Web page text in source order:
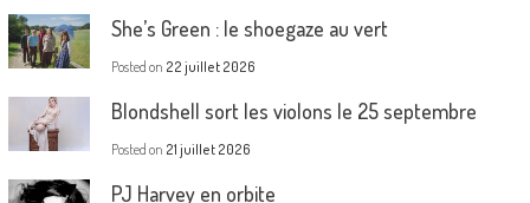
She’s Green : le shoegaze au vert
Posted on 22 juillet 2026
Blondshell sort les violons le 25 septembre
Posted on 21 juillet 2026
PJ Harvey en orbite